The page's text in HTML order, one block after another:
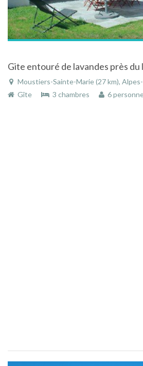
Moustiers-Sainte-Marie (27 km), Alpes-de-Haute-
Gîte
3 chambres 6